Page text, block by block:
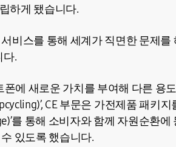
하게 됐습니다.
비스를 통해 세계가 직면한 문제
다.
에 새로운 가치를 부여해 다른 용
CE 부문은 가전제품 패키
를 통해 소비자와 함께 자원순환
있도록 했습니다.